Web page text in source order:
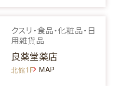
クスリ・食品・化粧品・日
用雑貨品
良薬堂薬店
北館1F MAP